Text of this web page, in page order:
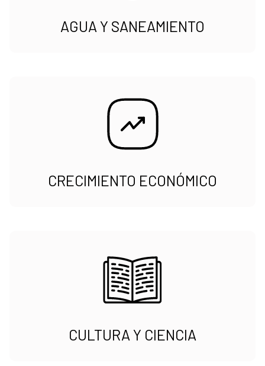
AGUA Y SANEAMIENTO
CRECIMIENTO ECONÓMICO
CULTURA Y CIENCIA